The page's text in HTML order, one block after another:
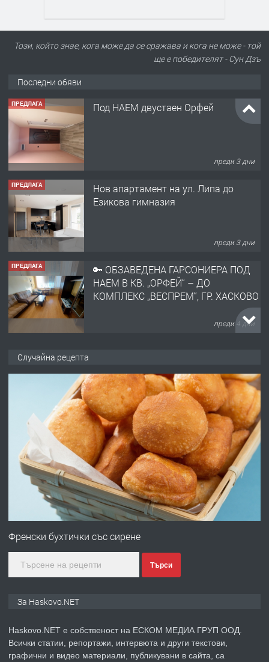
Този, който знае, кога може да се сражава и кога не може - той
ще е победителят - Сун Дзъ
Последни обяви
ПРЕДЛАГА Под НАЕМ двустаен Орфей
преди 3 дни
ПРЕДЛАГА
Нов апартамент на ул. Липа до
Езикова гимназия
преди 3 дни
ПРЕДЛАГА
🔑 ОБЗАВЕДЕНА ГАРСОНИЕРА ПОД
НАЕМ В КВ. „ОРФЕЙ“ – ДО
КОМПЛЕКС „ВЕСПРЕМ“, ГР. ХАСКОВО
преди 4 дни
АПАРТАМЕНТ В ЦЕНТЪРА НА ГР.
ХАСКОВО
преди 5 дни
Давам гараж под наем
преди 5 дни
№4120 Магазин/Офис под наем в кв.
градската градина!
преди 6 дни
Случайна рецепта
Френски бухтички със сирене
Търси
За Haskovo.NET
Haskovo.NET е собственост на ЕСКОМ МЕДИА ГРУП ООД.
Всички статии, репортажи, интервюта и други текстови,
графични и видео материали, публикувани в сайта, са